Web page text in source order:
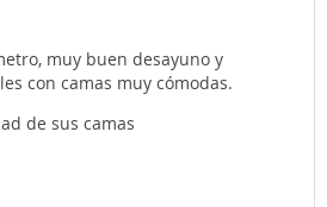
muy buen desayuno y
con camas muy cómodas.
de sus camas